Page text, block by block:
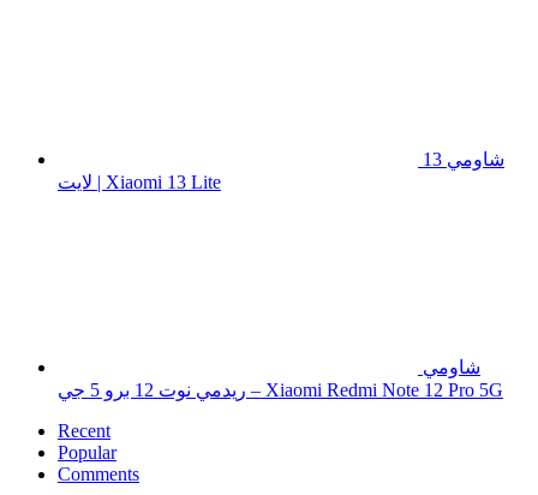
شاومي 13
لايت | Xiaomi 13 Lite
شاومي
ريدمي نوت 12 برو 5 جي – Xiaomi Redmi Note 12 Pro 5G
Recent
Popular
Comments